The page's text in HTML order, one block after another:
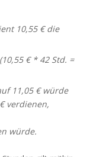
10,55 € die
€ * 42 Std. =
11,05 € würde
verdienen,
würde.